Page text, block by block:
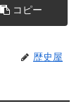
コピー
歴史屋